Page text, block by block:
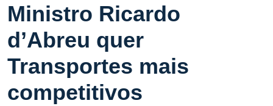
Ministro Ricardo
d’Abreu quer
Transportes mais
competitivos